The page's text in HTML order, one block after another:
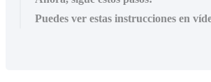
Puedes ver estas instrucciones en